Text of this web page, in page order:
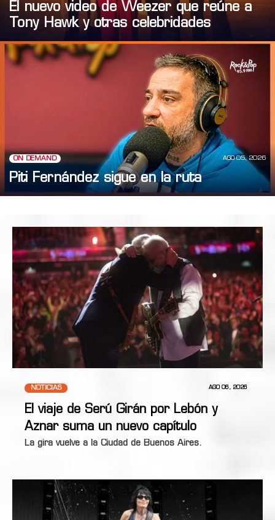
El nuevo video de Weezer que reúne a
Tony Hawk y otras celebridades
ON DEMAND AGO 05, 2026
Piti Fernández sigue en la ruta
NOTICIAS AGO 06, 2026
El viaje de Serú Girán por Lebón y
Aznar suma un nuevo capítulo
La gira vuelve a la Ciudad de Buenos Aires.